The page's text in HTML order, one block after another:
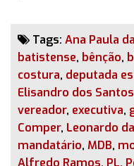
Tags: Ana Paula
batistense, bênção,
costura, deputada
Elisandro dos Santos
vereador, executiva,
Comper, Leonardo
mandatário, MDB,